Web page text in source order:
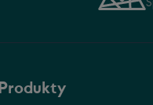
Produkty